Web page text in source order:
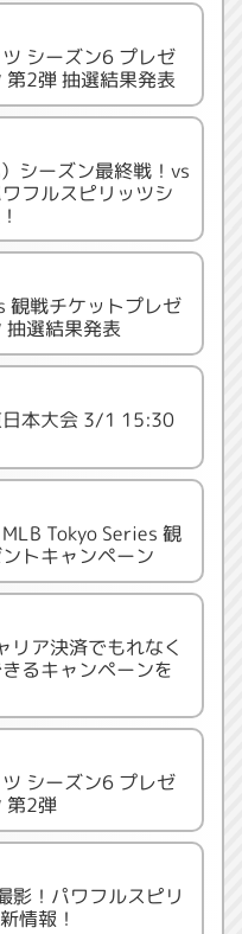
シーズン6 プレゼ
第2弾 抽選結果発表
シーズン最終戦！vs
フルスピリッツシ
観戦チケットプレゼ
抽選結果発表
日本大会 3/1 15:30
MLB Tokyo Series 観
トキャンペーン
リア決済でもれなく
るキャンペーンを
シーズン6 プレゼ
第2弾
影！パワフルスピリ
情報！